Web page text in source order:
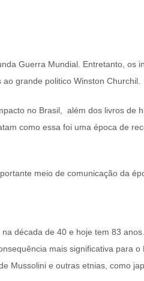
Guerra Mundial. Entretanto, os
grande politico Winston Churchil.
no Brasil, além dos livros de
como essa foi uma época de
meio de comunicação da
década de 40 e hoje tem 83
mais significativa para o
Mussolini e outras etnias, como